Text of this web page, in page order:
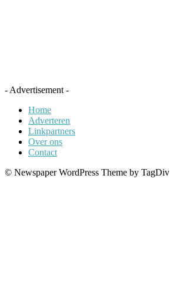
- Advertisement -
Home
Adverteren
Linkpartners
Over ons
Contact
© Newspaper WordPress Theme by TagDiv